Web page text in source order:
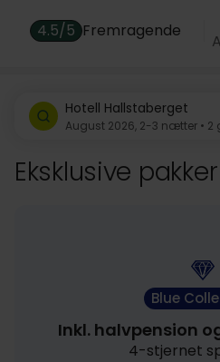
4.5/5 Fremragende
Hotell Hallstaberget
August 2026, 2-3 nætter •
Eksklusive pakker
Blue
Inkl. halvpension
4-stjernet